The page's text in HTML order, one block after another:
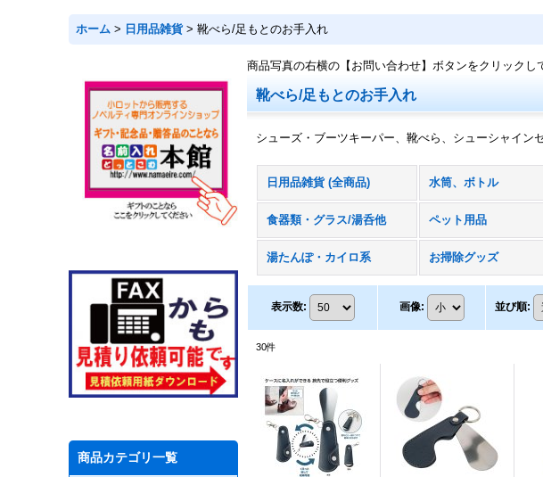
ホーム > 日用品雑貨 > 靴べら/足もとのお手入れ
商品カテゴリ一覧
商品写真の右横の【お問い合わせ】ボタンをクリック
靴べら/足もとのお手入れ
シューズ・ブーツキーパー、靴べら、シューシャイン
日用品雑貨 (全商品) 水筒、ボトル
食器類・グラス/湯呑他 ペット用品
湯たんぽ・カイロ系 お掃除グッズ
表示数: 画像: 並び順:
30件